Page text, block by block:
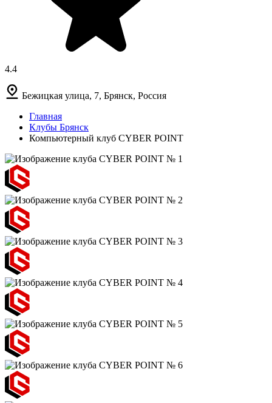
4.4
Бежицкая улица, 7, Брянск, Россия
Главная
Клубы Брянск
Компьютерный клуб CYBER POINT